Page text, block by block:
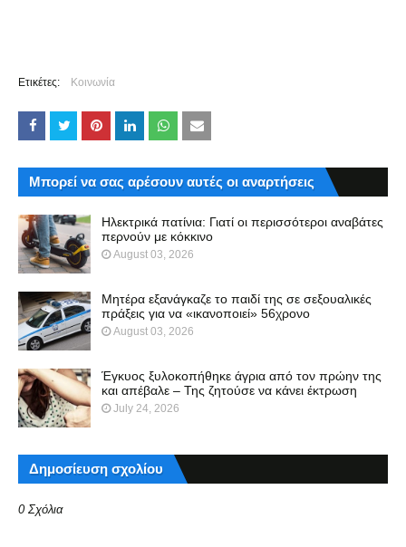
Ετικέτες: Κοινωνία
Μπορεί να σας αρέσουν αυτές οι αναρτήσεις
Ηλεκτρικά πατίνια: Γιατί οι περισσότεροι αναβάτες
περνούν με κόκκινο
August 03, 2026
Μητέρα εξανάγκαζε το παιδί της σε σεξουαλικές
πράξεις για να «ικανοποιεί» 56χρονο
August 03, 2026
Έγκυος ξυλοκοπήθηκε άγρια από τον πρώην της
και απέβαλε – Της ζητούσε να κάνει έκτρωση
July 24, 2026
Δημοσίευση σχολίου
0 Σχόλια